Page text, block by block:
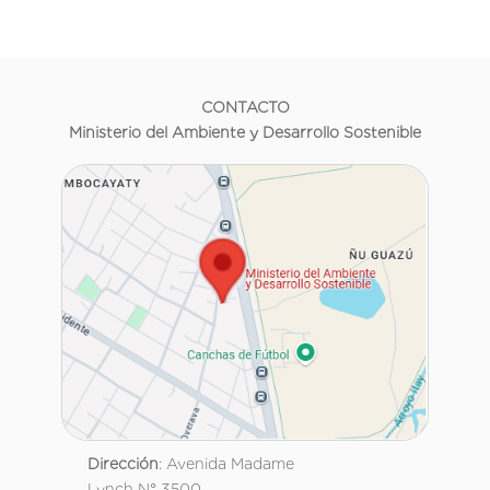
CONTACTO
Ministerio del Ambiente y Desarrollo Sostenible
Dirección: Avenida Madame